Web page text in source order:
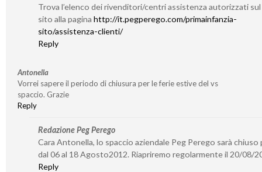
Trova l’elenco dei rivenditori/centri assistenza autorizzati
sito alla pagina http://it.pegperego.com/primainfanzia-
sito/assistenza-clienti/
Reply
Antonella
Vorrei sapere il periodo di chiusura per le ferie estive del vs
spaccio. Grazie
Reply
Redazione Peg Perego
Cara Antonella, lo spaccio aziendale Peg Perego sarà chiuso
dal 06 al 18 Agosto2012. Riapriremo regolarmente il 20/08/
Reply